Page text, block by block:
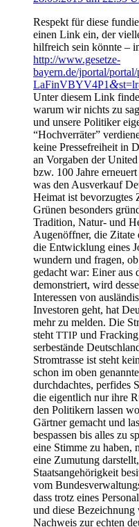
Respekt für die­se
einen Link ein, der
hilf­reich sein könn­te –
http://www.gesetze-
bayern.de/jportal/
LaFinVBYV4P1&st=lr
Unter die­sem Link
war­um wir nichts zu
und unse­re Poli­ti­ker
“Hoch­ver­rä­ter”
kei­ne Pres­se­frei­heit in
an Vor­ga­ben der
bzw. 100 Jah­re
was den Aus­ver­kauf
Hei­mat ist bevor­zug­tes
Grü­nen beson­ders
Tra­di­ti­on, Natur- und
Augen­öff­ner, die Zita­te
die Ent­wick­lung eines
wun­dern und fra­gen,
gedacht war: Einer aus
demons­triert, wird
Inter­es­sen von
Inves­to­ren geht, hat
mehr zu mel­den. Die
steht TTIP und
ser­be­stän­de
Strom­tras­se ist steht
schon im oben
durch­dach­tes, per­fi­des
die eigent­lich nur ihre
den Poli­ti­kern las­sen
Gärt­ner gemacht und
bes­pas­sen bis alles zu
eine Stim­me zu haben,
eine Zumu­tung
Staats­an­ge­hö­rig­keit
vom
dass trotz eines
und die­se
Nach­weis zur ech­ten